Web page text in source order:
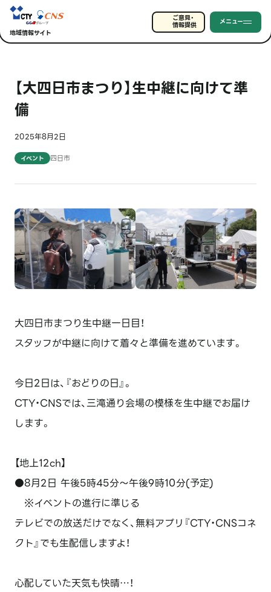
地域情報サイト
ご意見・
情報提供 メニュー
【大四日市まつり】生中継に向けて準
備
2025年8月2日
イベント 四日市
大四日市まつり生中継一日目！
スタッフが中継に向けて着々と準備を進めています。
今日2日は、『おどりの日』。
CTY・CNSでは、三滝通り会場の模様を生中継でお届け
します。
【地上12ch】
●8月2日 午後5時45分～午後9時10分(予定)
※イベントの進行に準じる
テレビでの放送だけでなく、無料アプリ『CTY・CNSコネ
クト』でも生配信しますよ！
心配していた天気も快晴…！